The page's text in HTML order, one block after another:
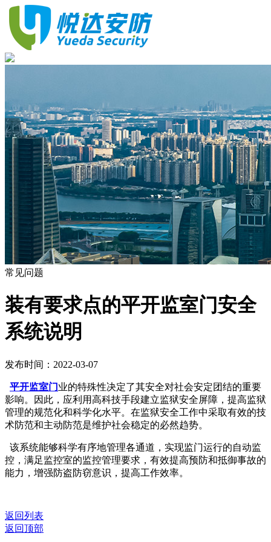
常见问题
装有要求点的平开监室门安全
系统说明
发布时间：2022-03-07
平开监室门 业的特殊性决定了其安全对社会安定团结的重要
影响。因此，应利用高科技手段建立监狱安全屏障，提高监狱
管理的规范化和科学化水平。在监狱安全工作中采取有效的技
术防范和主动防范是维护社会稳定的必然趋势。
该系统能够科学有序地管理各通道，实现监门运行的自动监
控，满足监控室的监控管理要求，有效提高预防和抵御事故的
能力，增强防盗防窃意识，提高工作效率。
返回列表
返回顶部